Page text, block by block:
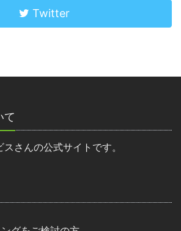
Twitter
て
さんの公式サイトです。